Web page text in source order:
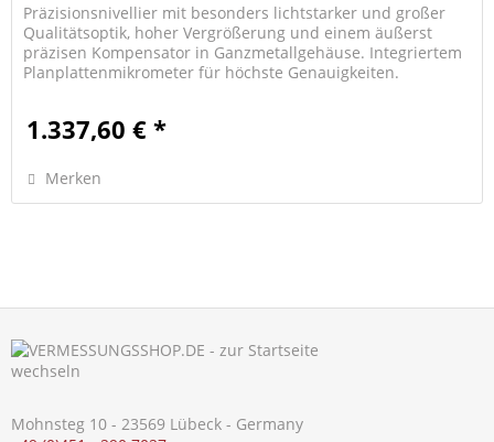
Präzisionsnivellier mit besonders lichtstarker und großer
Qualitätsoptik, hoher Vergrößerung und einem äußerst
präzisen Kompensator in Ganzmetallgehäuse. Integriertem
Planplattenmikrometer für höchste Genauigkeiten.
1.337,60 € *
Merken
Mohnsteg 10 - 23569 Lübeck - Germany